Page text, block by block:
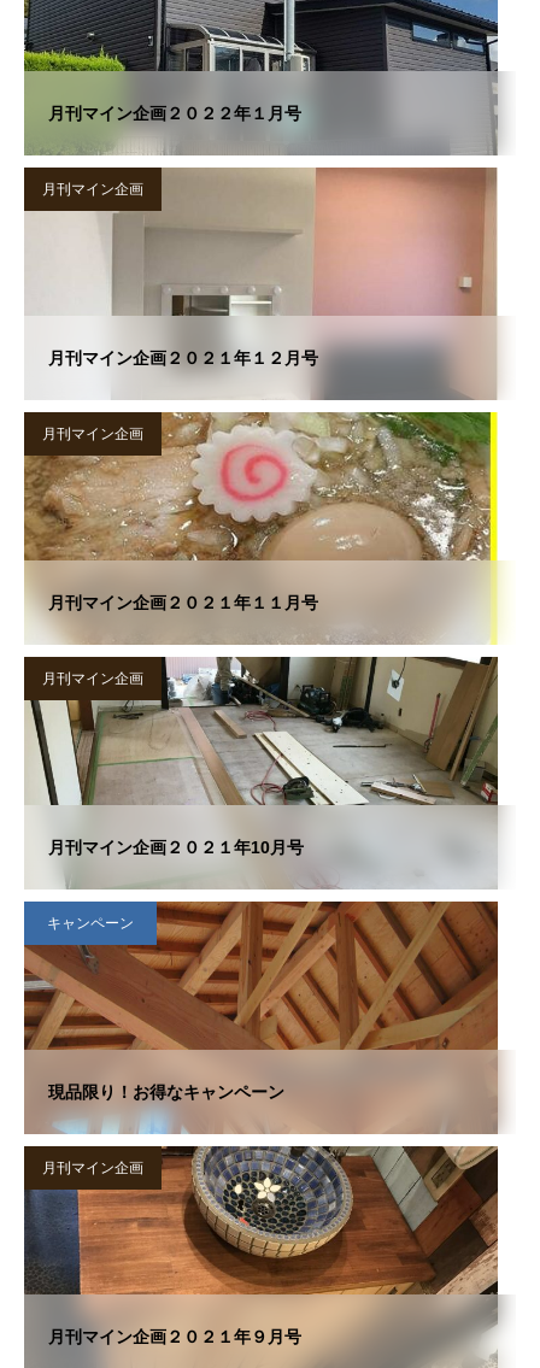
月刊マイン企画２０２２年１月号
月刊マイン企画
月刊マイン企画２０２１年１２月号
月刊マイン企画
月刊マイン企画２０２１年１１月号
月刊マイン企画
月刊マイン企画２０２１年10月号
キャンペーン
現品限り！お得なキャンペーン
月刊マイン企画
月刊マイン企画２０２１年９月号